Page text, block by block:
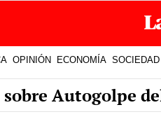
OPINIÓN ECONOMÍA SOCIEDAD
Autogolpe